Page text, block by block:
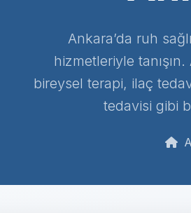
Ankara’da ruh
hizmetleriyle
bireysel terapi, ilaç
tedavisi gibi